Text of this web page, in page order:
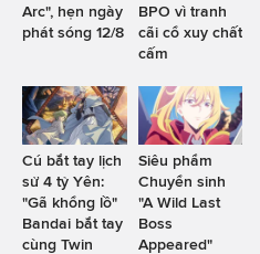
Arc", hẹn ngày
phát sóng 12/8
BPO vì tranh
cãi cổ xuy chất
cấm
Cú bắt tay lịch
sử 4 tỷ Yên:
"Gã khổng lồ"
Bandai bắt tay
cùng Twin
Siêu phẩm
Chuyển sinh
"A Wild Last
Boss
Appeared"